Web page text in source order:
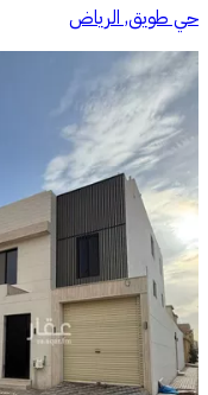
حي طويق, الرياض